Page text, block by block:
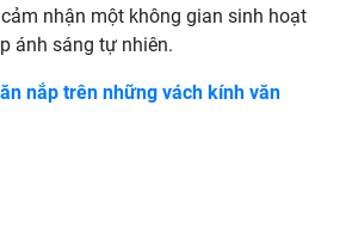
nhận một không gian sinh hoạt
ánh sáng tự nhiên.
nắp trên những vách kính văn